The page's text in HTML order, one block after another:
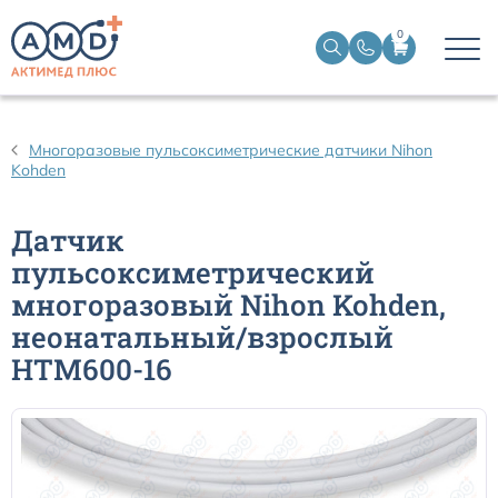
0
Многоразовые пульсоксиметрические датчики Nihon
Kohden
Датчик
пульсоксиметрический
многоразовый Nihon Kohden,
неонатальный/взрослый
HTM600-16
Датчики ЭЭГ BIS
Кабели пациента ЭКГ
Датчики температурные медицинские к мониторам
Кабели для кардиографов
Датчики кислорода для ИВЛ